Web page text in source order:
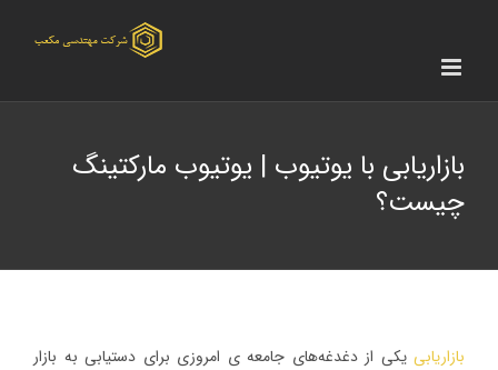
content
بازاریابی با یوتیوب | یوتیوب مارکتینگ
چیست؟
بازاریابی یکی از دغدغه‌های جامعه ی امروزی برای دستیابی به بازار